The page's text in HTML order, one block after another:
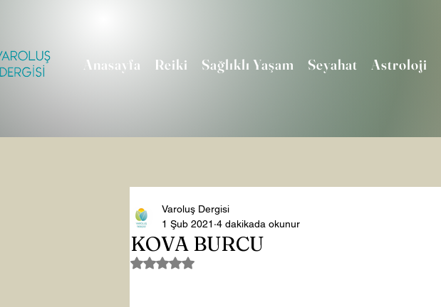
Anasayfa Reiki Sağlıklı Yaşam Seyahat Astroloji
KOVA BURCU
Varoluş Dergisi
1 Şub 2021 4 dakikada okunur
5 üzerinden NaN yıldız